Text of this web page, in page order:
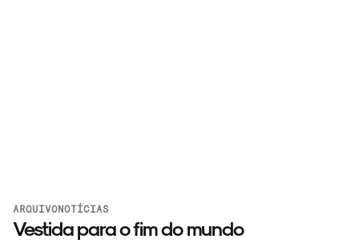
ARQUIVONOTÍCIAS
Vestida para o fim do mundo